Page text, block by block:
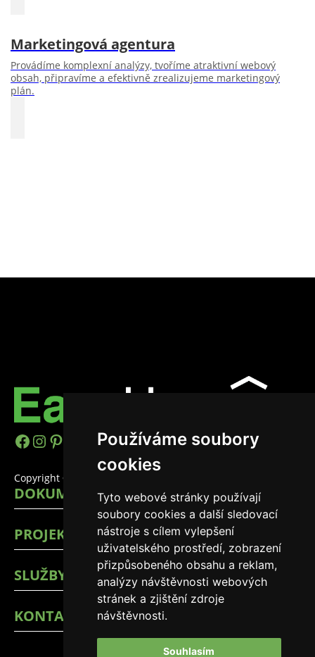
Používáme soubory
cookies
Tyto webové stránky používají
soubory cookies a další sledovací
nástroje s cílem vylepšení
uživatelského prostředí, zobrazení
přizpůsobeného obsahu a reklam,
analýzy návštěvnosti webových
stránek a zjištění zdroje
návštěvnosti.
Souhlasím
Marketingová agentura
Provádíme komplexní analýzy, tvoříme atraktivní webový
obsah, připravíme a efektivně zrealizujeme marketingový
plán.
https://www.facebook.com/
Instagram
Pinterest
YouTube
LinkedIn
TikTok
Copyright © 2026 EasyHomes
DOKUMENTY
PROJEKTY
SLUŽBY
KONTAKTY